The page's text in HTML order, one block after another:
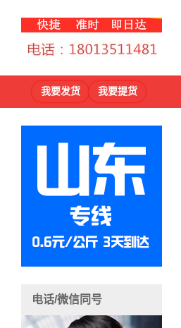
我要发货 我要提货
电话/微信同号